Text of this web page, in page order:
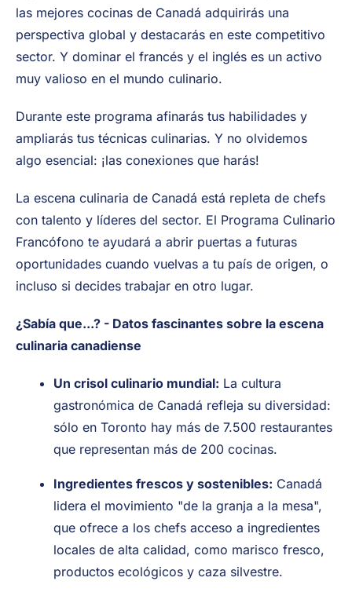
las mejores cocinas de Canadá adquirirás una
perspectiva global y destacarás en este competitivo
sector. Y dominar el francés y el inglés es un activo
muy valioso en el mundo culinario.
Durante este programa afinarás tus habilidades y
ampliarás tus técnicas culinarias. Y no olvidemos
algo esencial: ¡las conexiones que harás!
La escena culinaria de Canadá está repleta de chefs
con talento y líderes del sector. El Programa Culinario
Francófono te ayudará a abrir puertas a futuras
oportunidades cuando vuelvas a tu país de origen, o
incluso si decides trabajar en otro lugar.
¿Sabía que...? - Datos fascinantes sobre la escena
culinaria canadiense
Un crisol culinario mundial: La cultura
gastronómica de Canadá refleja su diversidad:
sólo en Toronto hay más de 7.500 restaurantes
que representan más de 200 cocinas.
Ingredientes frescos y sostenibles: Canadá
lidera el movimiento "de la granja a la mesa",
que ofrece a los chefs acceso a ingredientes
locales de alta calidad, como marisco fresco,
productos ecológicos y caza silvestre.